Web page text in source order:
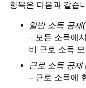
항목은 다음과 같습
일반 소득 공제
– 모든 소득에
비 근로 소득
근로 소득 공제
– 근로 소득에